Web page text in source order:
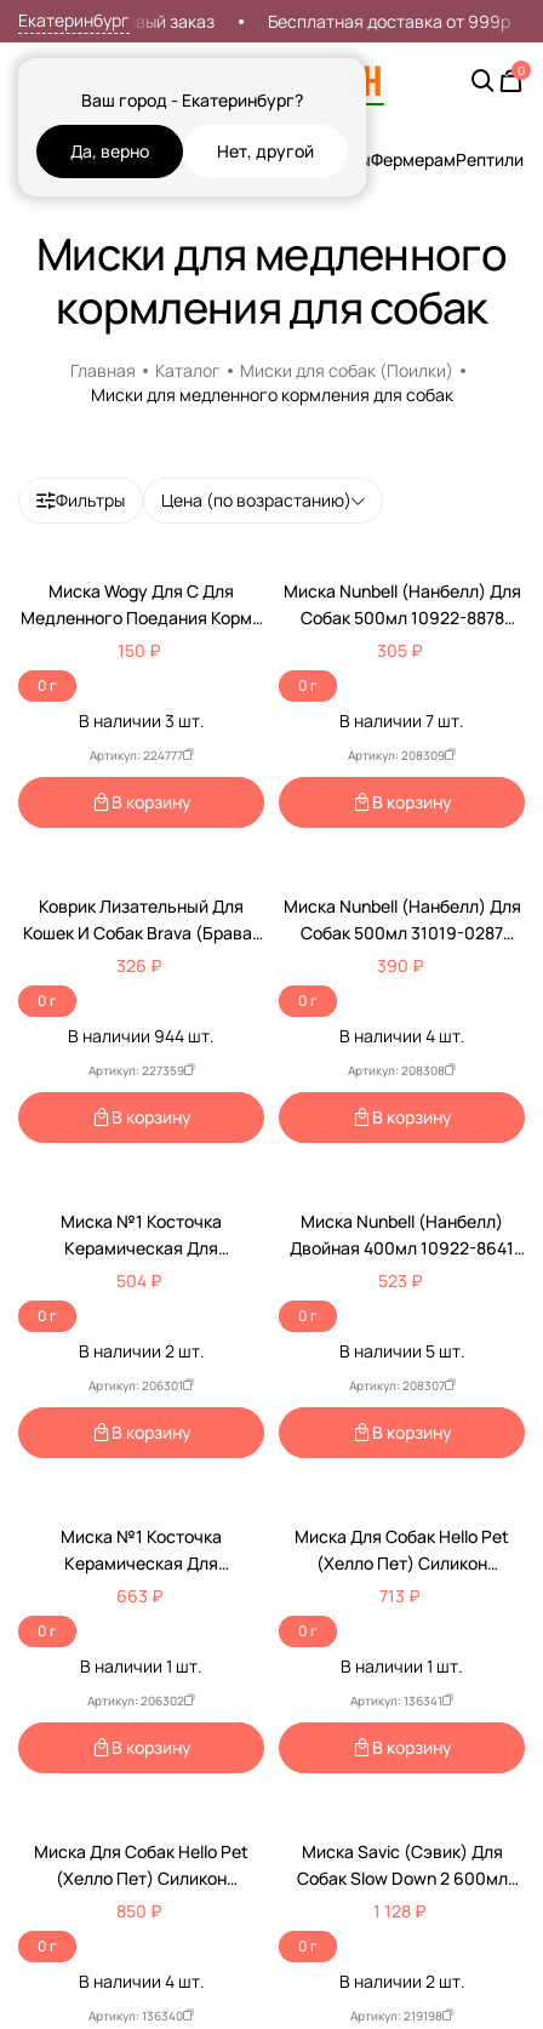
Екатеринбург
Ваш город - Екатеринбург?
Да, верно Нет, другой
7% на первый заказ Бесплатная доставка от 999р
0
Кошки СобакиРыбы Грызуны и Хорьки ПтицыФермерамРептилии
Миски для медленного
кормления для собак
Главная Каталог
Миски для собак (Поилки)
Миски для медленного кормления для собак
Фильтры Цена (по возрастанию)
Миска Wogy Для С Для
Медленного Поедания Корма
350мл 20*4см 2024 8619
150 ₽
0 г
В наличии 3 шт.
Артикул: 224777
В корзину
Миска Nunbell (Нанбелл) Для
Собак 500мл 10922-8878
21*6см Интерактивная
305 ₽
0 г
В наличии 7 шт.
Артикул: 208309
В корзину
Коврик Лизательный Для
Кошек И Собак Brava (Брава)
21*21см Tpr 3115
326 ₽
0 г
В наличии 944 шт.
Артикул: 227359
В корзину
Миска Nunbell (Нанбелл) Для
Собак 500мл 31019-0287
20,4*20,1*5см Интерактивная
390 ₽
0 г
В наличии 4шт.
Артикул: 208308
В корзину
Миска №1 Косточка
Керамическая Для
Медленного Поедания 680мл
504 ₽
0 г
В наличии 2шт.
Артикул: 206301
В корзину
Миска Nunbell (Нанбелл)
Двойная 400мл 10922-8641
30,5*17*5см Интерактивная
523 ₽
0 г
В наличии 5шт.
Артикул: 208307
В корзину
Миска №1 Косточка
Керамическая Для
Медленного Поедания 200мл
663 ₽
0 г
В наличии 1 шт.
Артикул: 206302
В корзину
Миска Для Собак Hello Pet
(Хелло Пет) Силикон
Рельефная 24см Салатовая
713 ₽
0 г
В наличии 1 шт.
Артикул: 136341
В корзину
Миска Для Собак Hello Pet
(Хелло Пет) Силикон
Рельефная 24см Голубая
850 ₽
0 г
В наличии 4шт.
Артикул: 136340
Миска Savic (Сэвик) Для
Собак Slow Down 2 600мл
S0311
1 128 ₽
0 г
В наличии 2шт.
Артикул: 219198